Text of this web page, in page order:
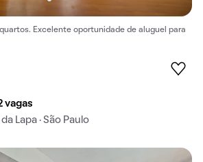
Excelente oportunidade de aluguel para
vagas
Lapa · São Paulo